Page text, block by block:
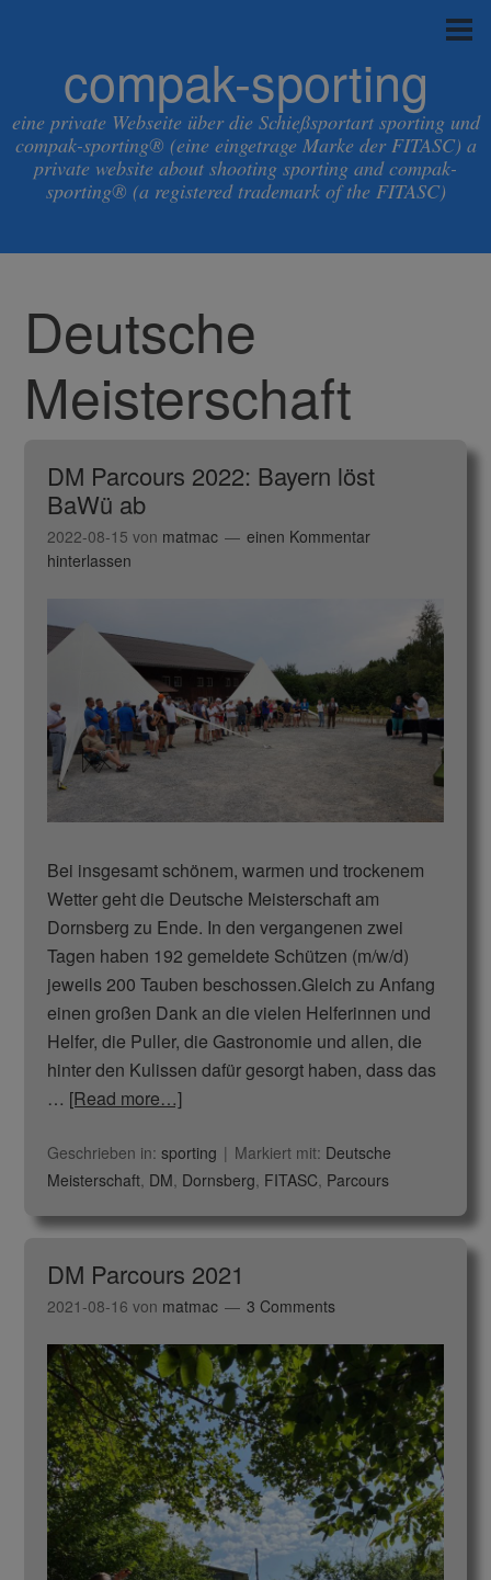
compak-sporting
eine private Webseite über die Schießsportart sporting und
compak-sporting® (eine eingetrage Marke der FITASC) a
private website about shooting sporting and compak-
sporting® (a registered trademark of the FITASC)
Deutsche
Meisterschaft
DM Parcours 2022: Bayern löst
BaWü ab
2022-08-15 von matmac
einen Kommentar
hinterlassen
Bei insgesamt schönem, warmen und trockenem
Wetter geht die Deutsche Meisterschaft am
Dornsberg zu Ende. In den vergangenen zwei
Tagen haben 192 gemeldete Schützen (m/w/d)
jeweils 200 Tauben beschossen.Gleich zu Anfang
einen großen Dank an die vielen Helferinnen und
Helfer, die Puller, die Gastronomie und allen, die
hinter den Kulissen dafür gesorgt haben, dass das
… [Read more…]
Geschrieben in: sporting Markiert mit: Deutsche
Meisterschaft, DM, Dornsberg, FITASC, Parcours
DM Parcours 2021
2021-08-16 von matmac 3 Comments